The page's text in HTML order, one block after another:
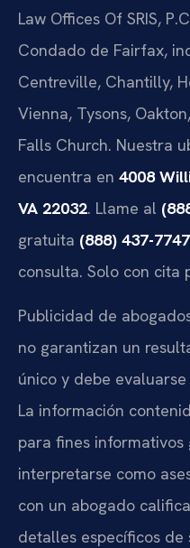
Law Offices Of SRIS,
Condado de Fairfax,
Centreville, Chantilly,
Vienna, Tysons,
Falls Church. Nuestra
encuentra en 4008
VA 22032. Llame al
gratuita (888) 437-7747
consulta. Solo con cita
Publicidad de
no garantizan un
único y debe
La información
para fines
interpretarse como
con un abogado
detalles específicos